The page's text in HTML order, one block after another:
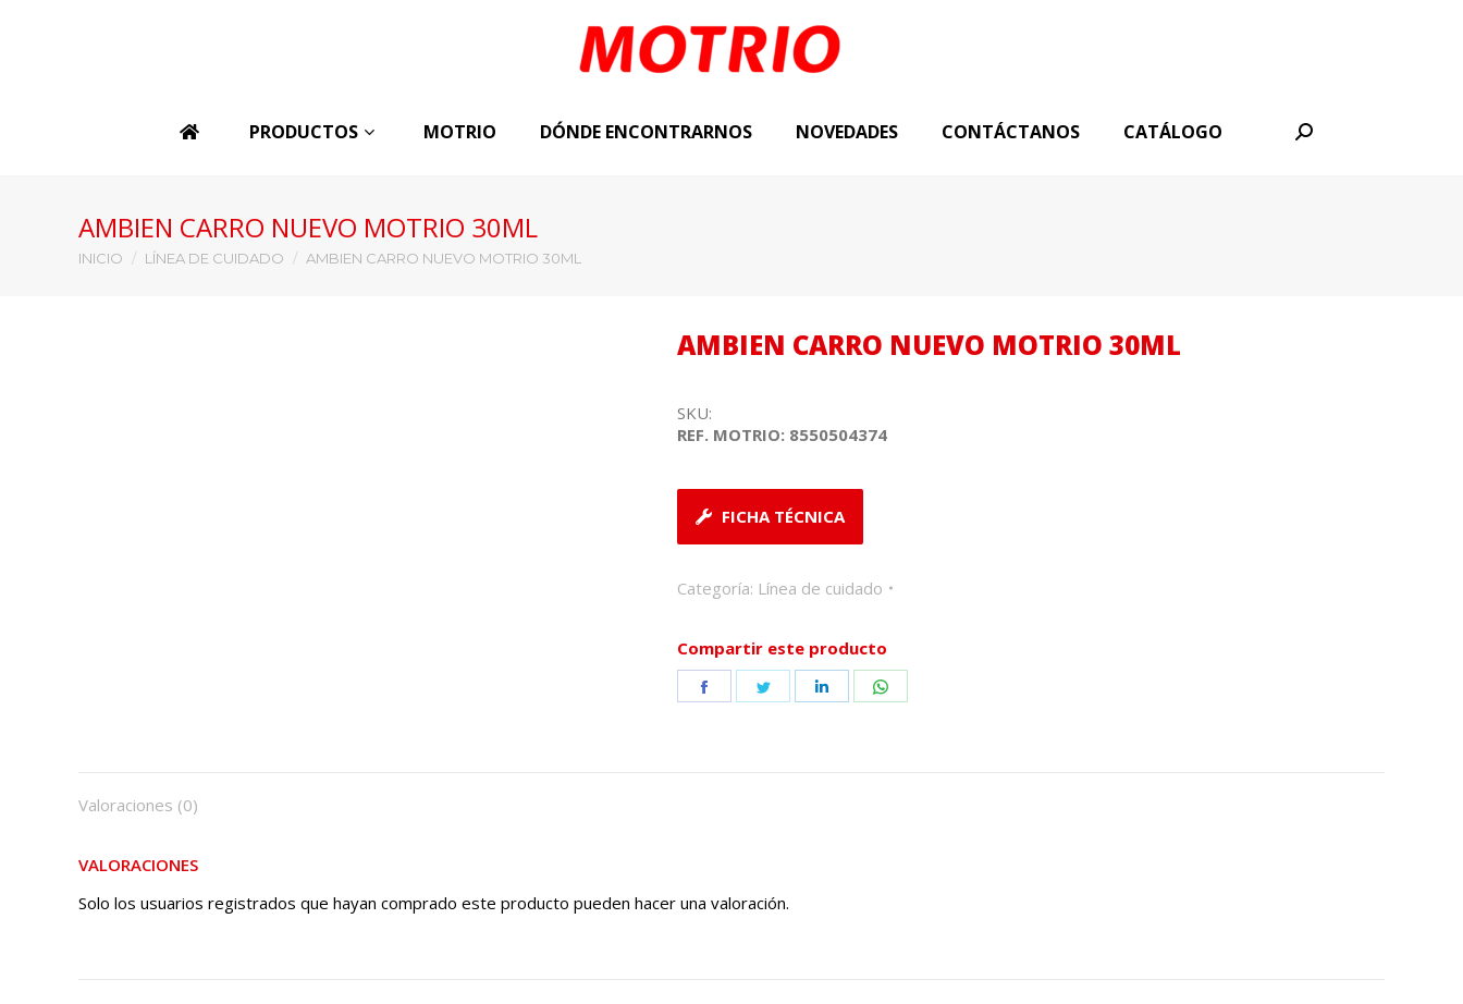
PRODUCTOS MOTRIO DÓNDE ENCONTRARNOS NOVEDADES CONTÁCTANOS CATÁLOGO Buscar:
AMBIEN CARRO NUEVO MOTRIO 30ML
Estás aquí:
INICIO LÍNEA DE CUIDADO AMBIEN CARRO NUEVO MOTRIO 30ML
AMBIEN CARRO NUEVO MOTRIO 30ML
SKU:
REF. MOTRIO: 8550504374
FICHA TÉCNICA
Categoría: Línea de cuidado
Compartir este producto
Share
Share
Share
Valoraciones (0)
VALORACIONES
Solo los usuarios registrados que hayan comprado este producto pueden hacer una valoración.